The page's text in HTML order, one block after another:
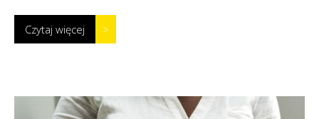
Czytaj więcej >